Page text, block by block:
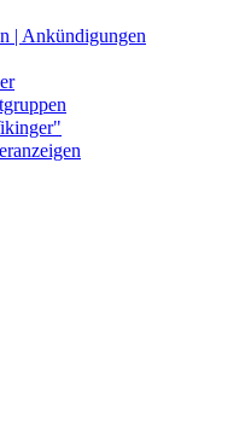
| Ankündigungen